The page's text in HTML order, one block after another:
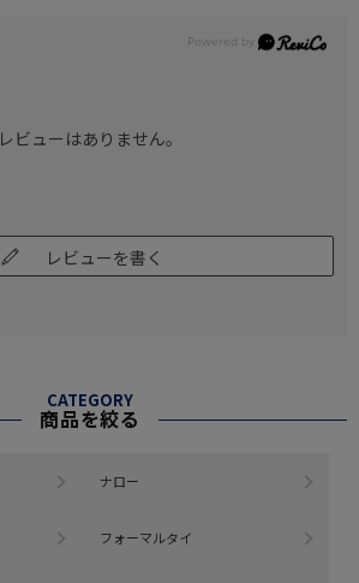
レビューはありません。
レビューを書く
CATEGORY
商品を絞る
ナロー
フォーマルタイ